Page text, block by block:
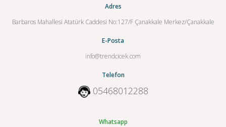
Adres
Barbaros Mahallesi Atatürk Caddesi No:127/F Çanakkale Merkez/Çanakkale
E-Posta
info@trendcicek.com
Telefon
05468012288
Whatsapp